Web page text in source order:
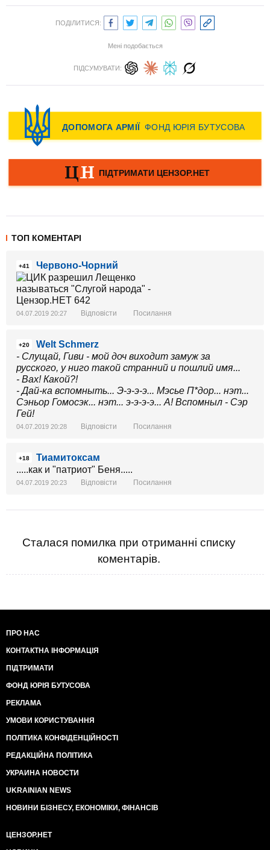
ПОДІЛИТИСЯ:
Мені подобається
ПІДСУМУВАТИ:
ТОП КОМЕНТАРІ
+41 Червоно-Чорний
04.07.2019 20:27 Відповісти Посилання
+20
Welt Schmerz
- Слущай, Гиви - мой доч виходит замуж за
русского, у ниго такой странний и пошлий имя...
- Вах! Какой?!
- Дай-ка вспомныть... Э-э-э-э... Мэсье П*дор... нэт...
Сэньор Гомосэк... нэт... э-э-э-э... А! Вспомныл - Сэр
Гей!
04.07.2019 20:28 Відповісти Посилання
+18
Тиамитоксам
.....как и "патриот" Беня.....
04.07.2019 20:23 Відповісти Посилання
Сталася помилка при отриманні списку
коментарів.
ПРО НАС
КОНТАКТНА ІНФОРМАЦІЯ
ПІДТРИМАТИ
ФОНД ЮРІЯ БУТУСОВА
РЕКЛАМА
УМОВИ КОРИСТУВАННЯ
ПОЛІТИКА КОНФІДЕНЦІЙНОСТІ
РЕДАКЦІЙНА ПОЛІТИКА
УКРАИНА НОВОСТИ
UKRAINIAN NEWS
НОВИНИ БІЗНЕСУ, ЕКОНОМІКИ, ФІНАНСІВ
ЦЕНЗОР.НЕТ